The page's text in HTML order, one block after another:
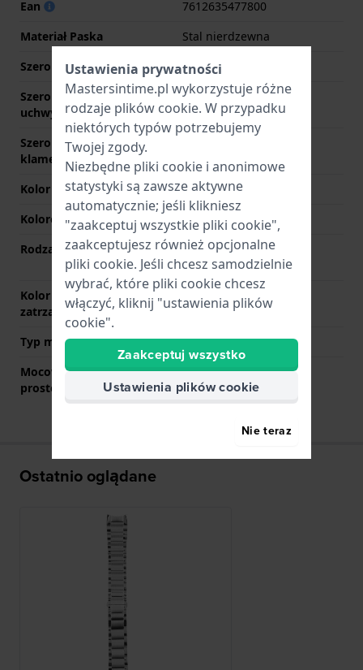
Ean
7612635477800
Materiał Paska
Stal nierdzewna
Szerokość uchwytu
22 mm
Szerokość między
uchwytami
22 mm
Szerokość paska przy
klamerce
Kolor paska
Srebrny
Kolorowe szwy
NIE DOTYCZY
Rodzaj zapięcia
Zapięcie motylkowe z
przyciskami
Kolor zapięcia
zatrzaskowego
Srebrny
Typ mocowania
Kołki sprężyste
Mocowanie za pomocą
prostego bolca
Nie
Ostatnio oglądane
Ustawienia prywatności
Mastersintime.pl wykorzystuje różne
rodzaje plików cookie. W przypadku
niektórych typów potrzebujemy
Twojej zgody.
Niezbędne pliki cookie i anonimowe
statystyki są zawsze aktywne
automatycznie; jeśli klikniesz
"zaakceptuj wszystkie pliki cookie",
zaakceptujesz również opcjonalne
pliki cookie. Jeśli chcesz samodzielnie
wybrać, które pliki cookie chcesz
włączyć, kliknij "ustawienia plików
cookie".
Zaakceptuj wszystko
Ustawienia plików cookie
Nie teraz